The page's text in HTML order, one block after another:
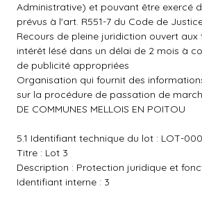
Administrative) et pouvant être exercé
prévus à l'art. R551-7 du Code de
Recours de pleine juridiction ouvert
intérêt lésé dans un délai de 2 mois à
de publicité appropriées
Organisation qui fournit des
sur la procédure de passation de
DE COMMUNES MELLOIS EN POITOU
5.1 Identifiant technique du lot : LOT-
Titre : Lot 3
Description : Protection juridique et
Identifiant interne : 3